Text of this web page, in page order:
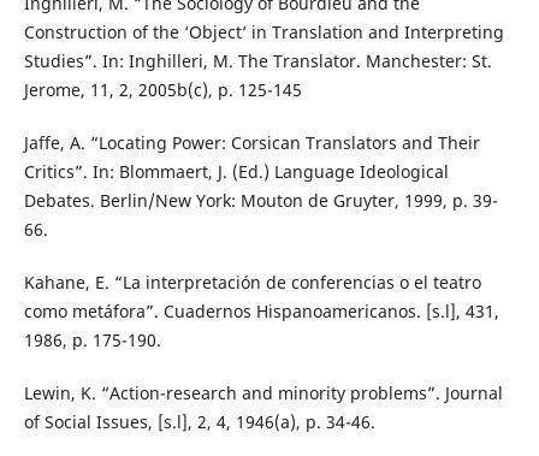
Construction of the ‘Object’ in Translation and Interpreting
Studies”. In: Inghilleri, M. The Translator. Manchester: St.
Jerome, 11, 2, 2005b(c), p. 125-145
Jaffe, A. “Locating Power: Corsican Translators and Their
Critics”. In: Blommaert, J. (Ed.) Language Ideological
Debates. Berlin/New York: Mouton de Gruyter, 1999, p. 39-
66.
Kahane, E. “La interpretación de conferencias o el teatro
como metáfora”. Cuadernos Hispanoamericanos. [s.l], 431,
1986, p. 175-190.
Lewin, K. “Action-research and minority problems”. Journal
of Social Issues, [s.l], 2, 4, 1946(a), p. 34-46.